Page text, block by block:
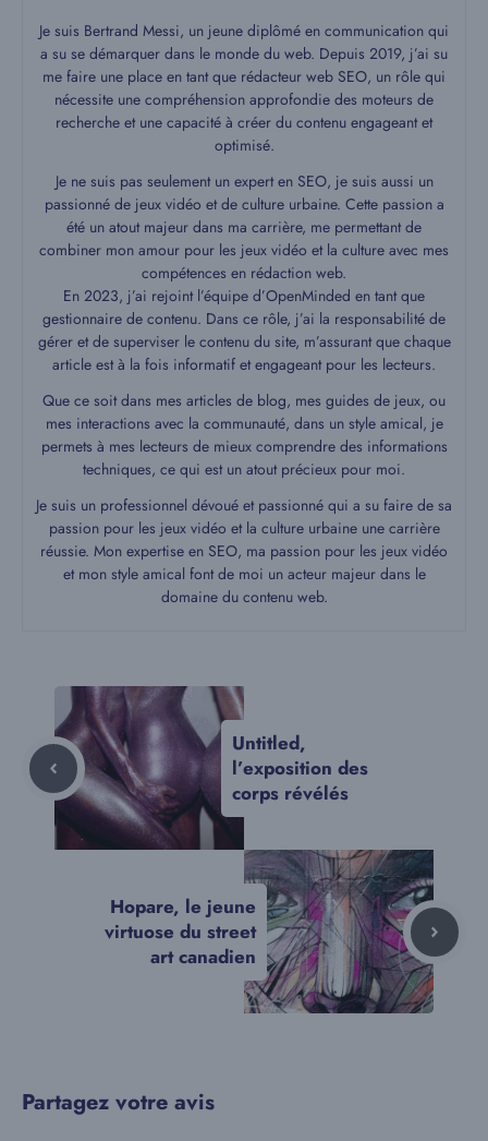
Je suis Bertrand Messi, un jeune diplômé en communication qui
a su se démarquer dans le monde du web. Depuis 2019, j’ai su
me faire une place en tant que rédacteur web SEO, un rôle qui
nécessite une compréhension approfondie des moteurs de
recherche et une capacité à créer du contenu engageant et
optimisé.
Je ne suis pas seulement un expert en SEO, je suis aussi un
passionné de jeux vidéo et de culture urbaine. Cette passion a
été un atout majeur dans ma carrière, me permettant de
combiner mon amour pour les jeux vidéo et la culture avec mes
compétences en rédaction web.
En 2023, j’ai rejoint l’équipe d’OpenMinded en tant que
gestionnaire de contenu. Dans ce rôle, j’ai la responsabilité de
gérer et de superviser le contenu du site, m’assurant que chaque
article est à la fois informatif et engageant pour les lecteurs.
Que ce soit dans mes articles de blog, mes guides de jeux, ou
mes interactions avec la communauté, dans un style amical, je
permets à mes lecteurs de mieux comprendre des informations
techniques, ce qui est un atout précieux pour moi.
Je suis un professionnel dévoué et passionné qui a su faire de sa
passion pour les jeux vidéo et la culture urbaine une carrière
réussie. Mon expertise en SEO, ma passion pour les jeux vidéo
et mon style amical font de moi un acteur majeur dans le
domaine du contenu web.
Untitled,
l’exposition des
corps révélés
Hopare, le jeune
virtuose du street
art canadien
Partagez votre avis